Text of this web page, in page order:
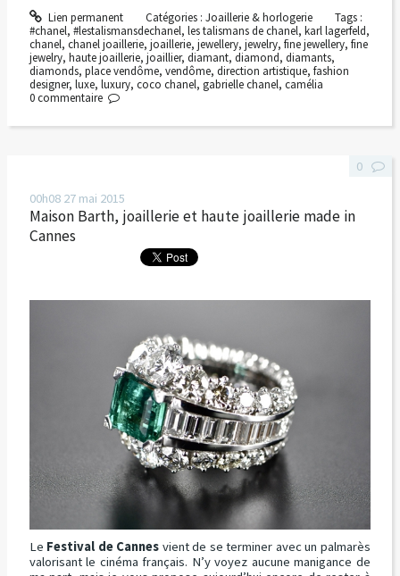
Lien permanent Catégories : Joaillerie & horlogerie
Tags :
#chanel, #lestalismansdechanel, les talismans de chanel, karl lagerfeld,
chanel, chanel joaillerie, joaillerie, jewellery, jewelry, fine jewellery, fine
jewelry, haute joaillerie, joaillier, diamant, diamond, diamants,
diamonds, place vendôme, vendôme, direction artistique, fashion
designer, luxe, luxury, coco chanel, gabrielle chanel, camélia
0 commentaire
00h08 27 mai 2015
Maison Barth, joaillerie et haute joaillerie made in
Cannes
Le Festival de Cannes vient de se terminer avec un palmarès
valorisant le cinéma français. N’y voyez aucune manigance de
0